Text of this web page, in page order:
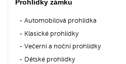
Prohlídky zámku
Automobilová prohlídka
Klasické prohlídky
Večerní a noční prohlídky
Dětské prohlídky